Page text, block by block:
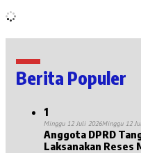
Berita Populer
1
Minggu 12 Juli 2026Minggu 12
Anggota DPRD Tanggamus Fraksi PKB Nuzul Irsan